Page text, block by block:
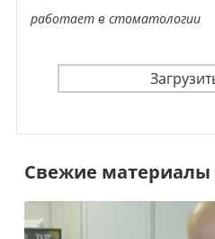
работает в стоматологии
Свежие материалы